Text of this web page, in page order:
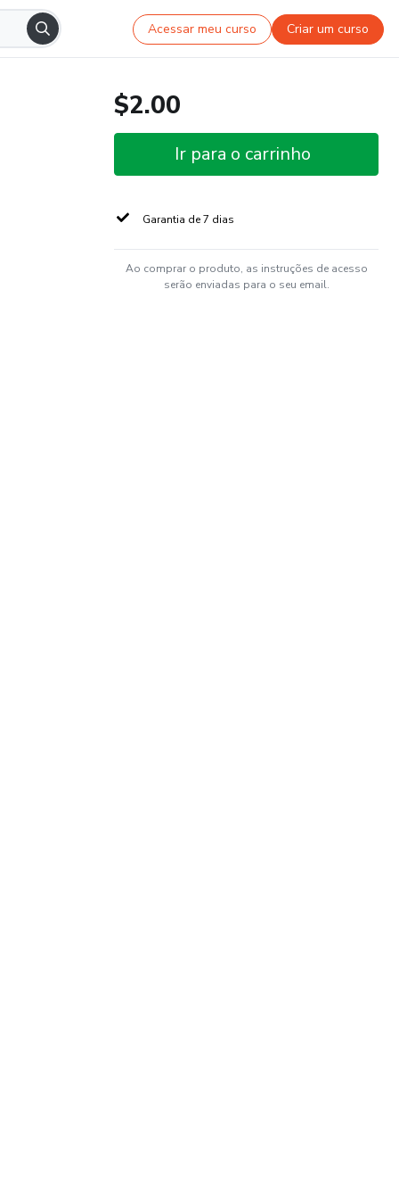
Acessar meu curso Criar um curso
$2.00
Ir para o carrinho
Garantia de 7 dias
Ao comprar o produto, as instruções de acesso
serão enviadas para o seu email.